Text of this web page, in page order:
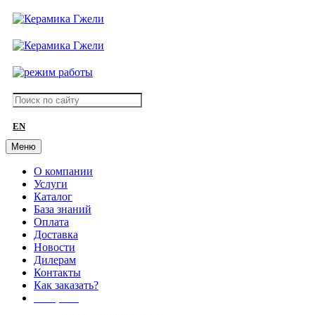
EN
Меню
О компании
Услуги
Каталог
База знаний
Оплата
Доставка
Новости
Дилерам
Контакты
Как заказать?